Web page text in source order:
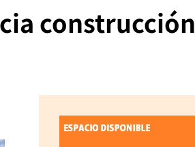
construcción